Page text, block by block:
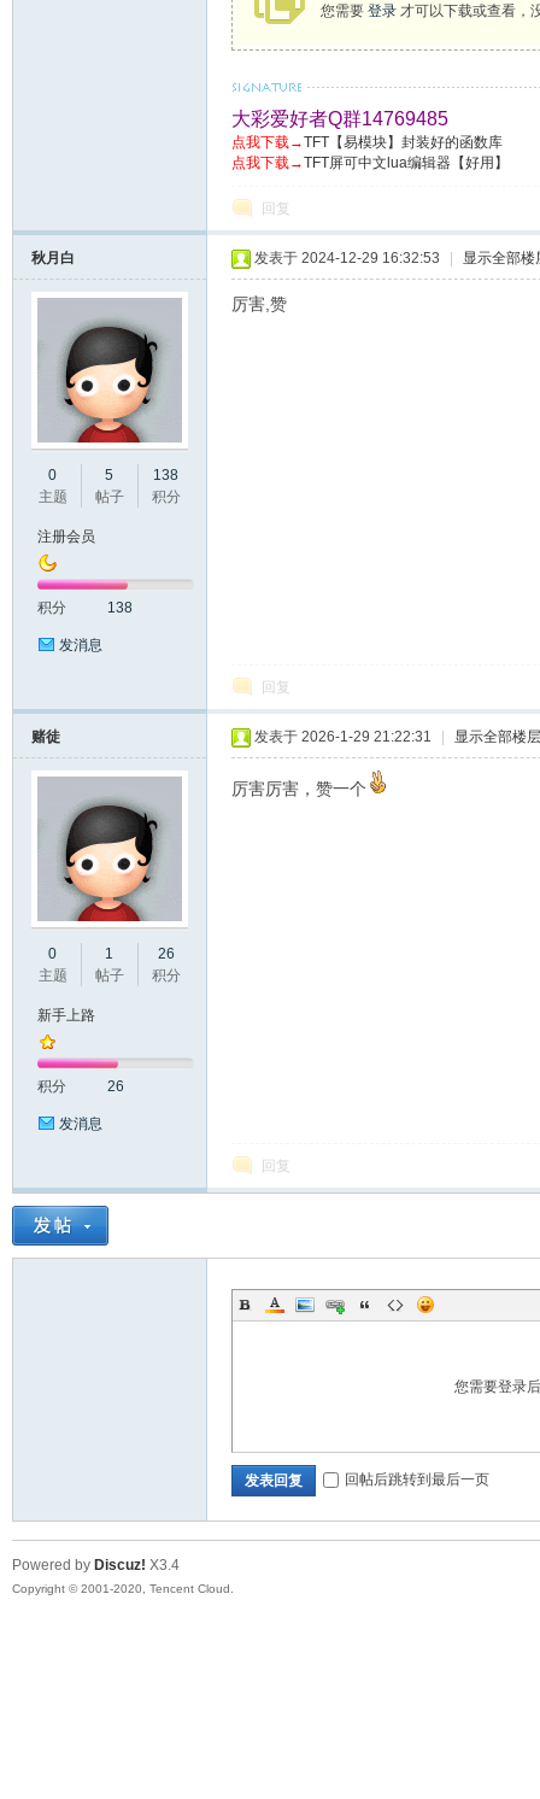
彩
口
论
您需要 登录才可以下载或查看，
大彩爱好者Q群14769485
点我下载→TFT【易模块】封装好的函数库
点我下载→TFT屏可中文lua编辑器【好用】
回复
秋月白
0
主题
5
帖子
138
积分
注册会员
积分 138
发消息
发表于 2024-12-29 16:32:53 显示全部楼
厉害,赞
回复
赌徒
0
主题
1
帖子
26
积分
新手上路
积分 26
发消息
发表于 2026-1-29 21:22:31 显示全部楼层
厉害厉害，赞一个
回复
您需要登录
发表回复 回帖后跳转到最后一页
Powered by Discuz! X3.4
Copyright © 2001-2020, Tencent Cloud.